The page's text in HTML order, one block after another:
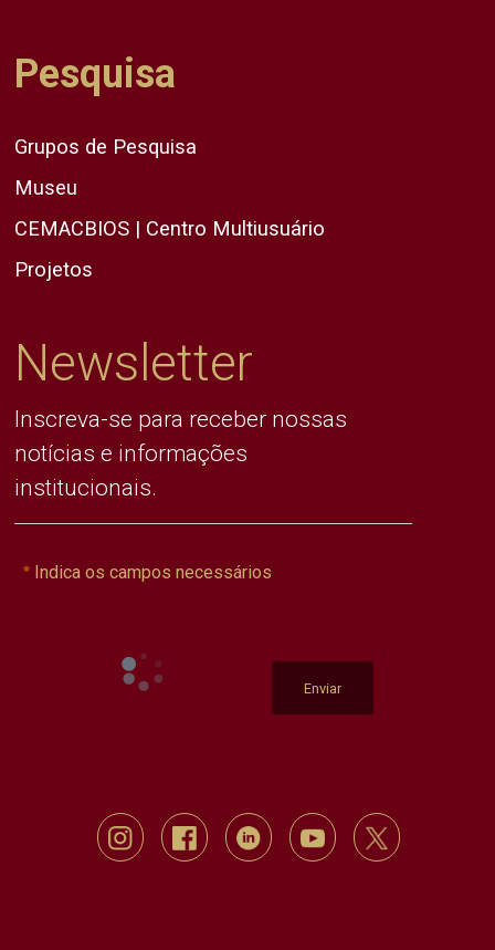
Pesquisa
Grupos de Pesquisa
Museu
CEMACBIOS | Centro Multiusuário
Projetos
Newsletter
Inscreva-se para receber nossas
notícias e informações
institucionais.
Indica os campos necessários
Enviar